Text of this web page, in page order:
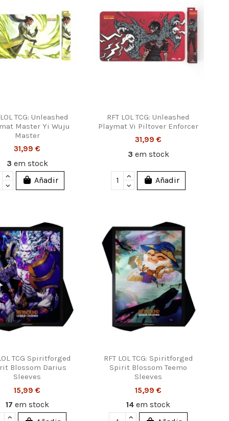
TCG: Unleashed
Master Yi Wuju
Master
31,99 €
3 em stock
Añadir
RFT LOL TCG: Unleashed
Playmat Vi Piltover Enforcer
31,99 €
3 em stock
Añadir
TCG Spiritforged
Blossom Darius
Sleeves
15,99 €
17 em stock
RFT LOL TCG: Spiritforged
Spirit Blossom Teemo
Sleeves
15,99 €
14em stock